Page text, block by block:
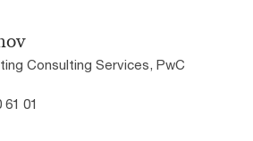
Consulting Services, PwC
01